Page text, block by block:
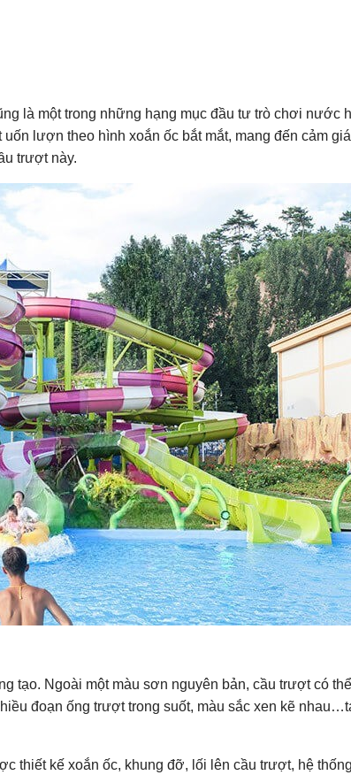
là một trong những hạng mục đầu tư trò chơi nước
lượn theo hình xoắn ốc bắt mắt, mang đến cảm
trượt này.
tạo. Ngoài một màu sơn nguyên bản, cầu trượt có
đoạn ống trượt trong suốt, màu sắc xen kẽ
thiết kế xoắn ốc, khung đỡ, lối lên cầu trượt, hệ